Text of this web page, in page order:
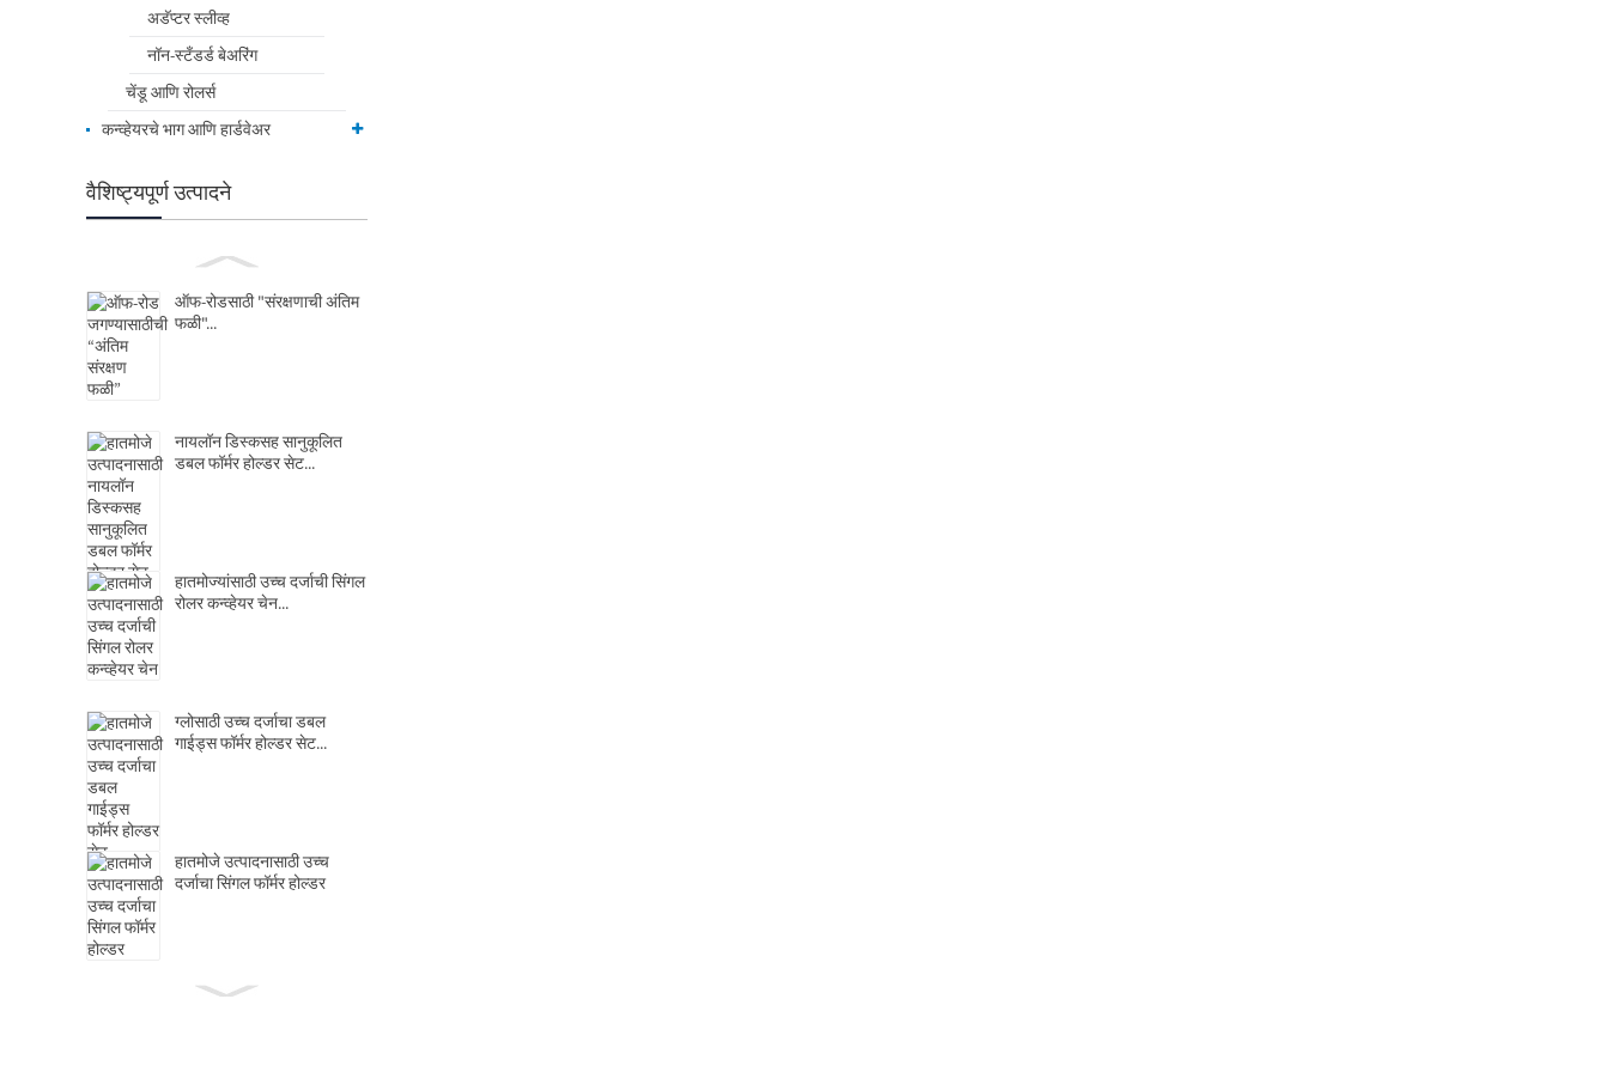
अडॅप्टर स्लीव्ह
नॉन-स्टँडर्ड बेअरिंग
चेंडू आणि रोलर्स
कन्व्हेयरचे भाग आणि हार्डवेअर
वैशिष्ट्यपूर्ण उत्पादने
ऑफ-रोडसाठी "संरक्षणाची अंतिम
फळी"...
नायलॉन डिस्कसह सानुकूलित
डबल फॉर्मर होल्डर सेट...
हातमोज्यांसाठी उच्च दर्जाची सिंगल
रोलर कन्व्हेयर चेन...
ग्लोसाठी उच्च दर्जाचा डबल
गाईड्स फॉर्मर होल्डर सेट...
हातमोजे उत्पादनासाठी उच्च
दर्जाचा सिंगल फॉर्मर होल्डर
क्लच रिलीज बेअरिंग